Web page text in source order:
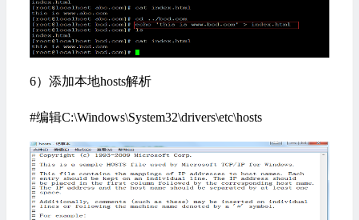
6）添加本地hosts解析
#编辑C:\Windows\System32\drivers\etc\hosts